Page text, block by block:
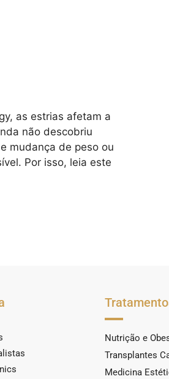
as estrias afetam a
não descobriu
mudança de peso ou
Por isso, leia este
Nutrição e
Transplantes
Medicina